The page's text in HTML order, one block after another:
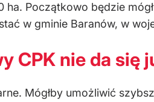
ha. Początkowo będzie
w gminie Baranów, w
CPK nie da się
Mógłby umożliwić